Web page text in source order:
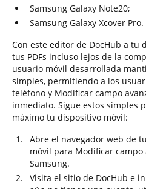
Samsung Galaxy Note20;
Samsung Galaxy Xcover Pro.
Con este editor de DocHub a tu
tus PDFs incluso lejos de la
usuario móvil desarrollada
simples, permitiendo a los
teléfono y Modificar campo
inmediato. Sigue estos simples
máximo tu dispositivo móvil:
Abre el navegador web de
móvil para Modificar campo
Samsung.
Visita el sitio de DocHub e